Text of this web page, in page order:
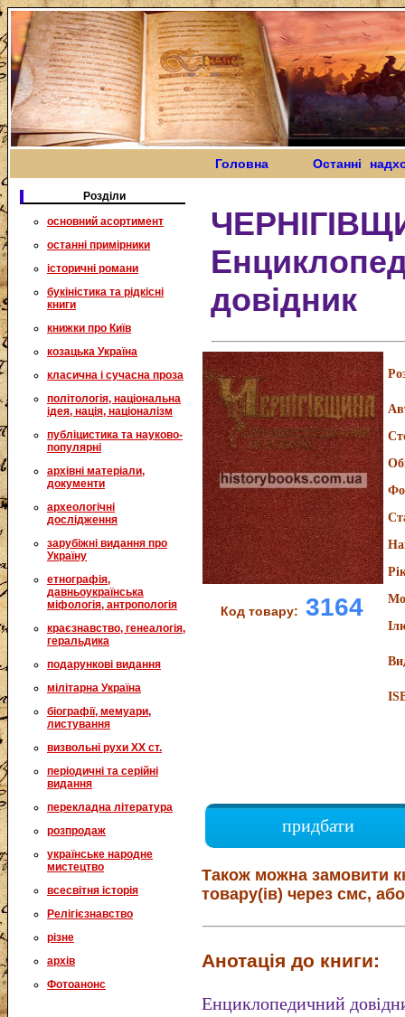
Головна Останні
Розділи
основний асортимент
останні примірники
історичні романи
букіністика та рідкісні
книги
книжки про Київ
козацька Україна
класична і сучасна проза
політологія, національна
ідея, нація, націоналізм
публіцистика та науково-
популярні
архівні матеріали,
документи
археологічні
дослідження
зарубіжні видання про
Україну
етнографія,
давньоукраїнська
міфологія, антропологія
краєзнавство, генеалогія,
геральдика
подарункові видання
мілітарна Україна
біографії, мемуари,
листування
визвольні рухи XX ст.
періодичні та серійні
видання
перекладна література
розпродаж
українське народне
мистецтво
всесвітня історія
Релігієзнавство
різне
архів
Фотоанонс
довідник
Код товару: 3164
придбати
Також можна замовити
товару(ів) через смс,
Анотація до книги:
Енциклопедичний